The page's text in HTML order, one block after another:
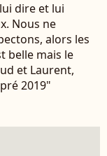
dire et lui
Nous ne
alors les
belle mais le
et Laurent,
2019"